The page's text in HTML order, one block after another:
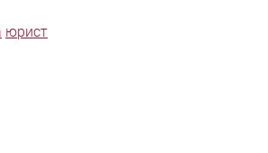
юрист